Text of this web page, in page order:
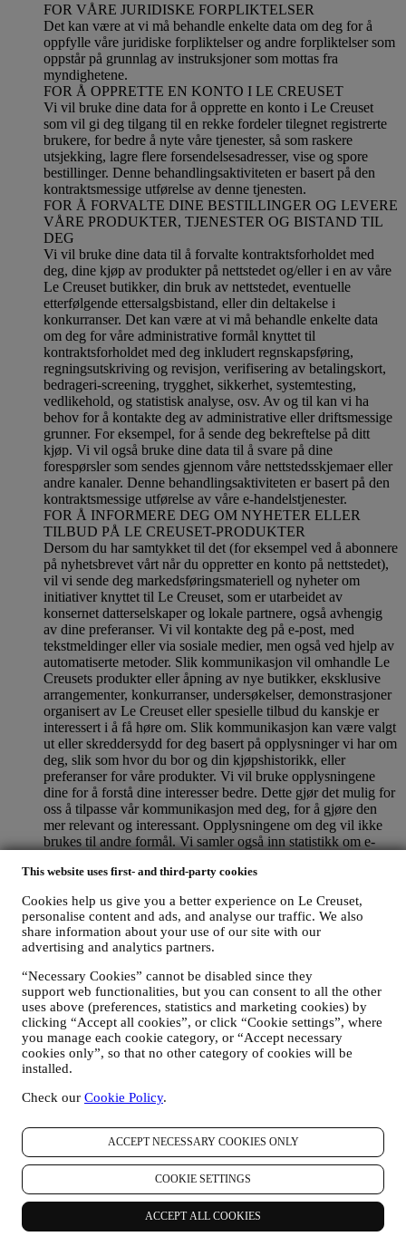
This website uses first- and third-party cookies
Cookies help us give you a better experience on Le Creuset,
personalise content and ads, and analyse our traffic. We also
share information about your use of our site with our
advertising and analytics partners.
“Necessary Cookies” cannot be disabled since they
support web functionalities, but you can consent to all the other
uses above (preferences, statistics and marketing cookies) by
clicking “Accept all cookies”, or click “Cookie settings”, where
you manage each cookie category, or “Accept necessary
cookies only”, so that no other category of cookies will be
installed.
Check our Cookie Policy.
ACCEPT NECESSARY COOKIES ONLY
COOKIE SETTINGS
ACCEPT ALL COOKIES
FOR VÅRE JURIDISKE FORPLIKTELSER
Det kan være at vi må behandle enkelte data om deg for å
oppfylle våre juridiske forpliktelser og andre forpliktelser som
oppstår på grunnlag av instruksjoner som mottas fra
myndighetene.
FOR Å OPPRETTE EN KONTO I LE CREUSET
Vi vil bruke dine data for å opprette en konto i Le Creuset
som vil gi deg tilgang til en rekke fordeler tilegnet registrerte
brukere, for bedre å nyte våre tjenester, så som raskere
utsjekking, lagre flere forsendelsesadresser, vise og spore
bestillinger. Denne behandlingsaktiviteten er basert på den
kontraktsmessige utførelse av denne tjenesten.
FOR Å FORVALTE DINE BESTILLINGER OG LEVERE
VÅRE PRODUKTER, TJENESTER OG BISTAND TIL
DEG
Vi vil bruke dine data til å forvalte kontraktsforholdet med
deg, dine kjøp av produkter på nettstedet og/eller i en av våre
Le Creuset butikker, din bruk av nettstedet, eventuelle
etterfølgende ettersalgsbistand, eller din deltakelse i
konkurranser. Det kan være at vi må behandle enkelte data
om deg for våre administrative formål knyttet til
kontraktsforholdet med deg inkludert regnskapsføring,
regningsutskriving og revisjon, verifisering av betalingskort,
bedrageri-screening, trygghet, sikkerhet, systemtesting,
vedlikehold, og statistisk analyse, osv. Av og til kan vi ha
behov for å kontakte deg av administrative eller driftsmessige
grunner. For eksempel, for å sende deg bekreftelse på ditt
kjøp. Vi vil også bruke dine data til å svare på dine
forespørsler som sendes gjennom våre nettstedsskjemaer eller
andre kanaler. Denne behandlingsaktiviteten er basert på den
kontraktsmessige utførelse av våre e-handelstjenester.
FOR Å INFORMERE DEG OM NYHETER ELLER
TILBUD PÅ LE CREUSET-PRODUKTER
Dersom du har samtykket til det (for eksempel ved å abonnere
på nyhetsbrevet vårt når du oppretter en konto på nettstedet),
vil vi sende deg markedsføringsmateriell og nyheter om
initiativer knyttet til Le Creuset, som er utarbeidet av
konsernet datterselskaper og lokale partnere, også avhengig
av dine preferanser. Vi vil kontakte deg på e-post, med
tekstmeldinger eller via sosiale medier, men også ved hjelp av
automatiserte metoder. Slik kommunikasjon vil omhandle Le
Creusets produkter eller åpning av nye butikker, eksklusive
arrangementer, konkurranser, undersøkelser, demonstrasjoner
organisert av Le Creuset eller spesielle tilbud du kanskje er
interessert i å få høre om. Slik kommunikasjon kan være valgt
ut eller skreddersydd for deg basert på opplysninger vi har om
deg, slik som hvor du bor og din kjøpshistorikk, eller
preferanser for våre produkter. Vi vil bruke opplysningene
dine for å forstå dine interesser bedre. Dette gjør det mulig for
oss å tilpasse vår kommunikasjon med deg, for å gjøre den
mer relevant og interessant. Opplysningene om deg vil ikke
brukes til andre formål. Vi samler også inn statistikk om e-
for å hjelpe oss med å vite hvordan nyhetsbrevene våre blir
motta personlig tilpasset markedsføringsmateriell fra oss. Du
velger selv hvilke personlige opplysninger som samles inn,
ved å velge den relevante avmerkingsboksen. Avmelding: Du
kan når som helst slutte å motta oppdateringer fra oss, gratis,
ved å klikke på avmeldingsknappen nederst i et nyhetsbrev.
Hvis du foretrekker det, kan du gjøre dette ved å kontakte oss
påprivacy@lecreuset.com. Vi vil behandle avmeldingen din
så snart som mulig, men under visse omstendigheter vil du
kunne motta flere meldinger før avmeldingen er
ferdigbehandlet.Merk deg at vi ikke selger eller gir dine
kontaktopplysninger og andre personopplysninger videre til
RE-TARGETING / SKREDDERSYING AV TILBUD OG
Vi vil gjerne bruke opplysningene dine til å skreddersy
tjenestene og tilbudene våre til dine behov og preferanser for å
gi deg en personlig tilpasset kundeopplevelse hos Le Creuset.
Vi gjør dette ved å analysere dine vaner og interesser, for
eksempel ved å finne ut hvilke produkter du har sett mest på,
din interaksjon med oss på sosiale medier, hvilke sider på
nettstedet vårt du besøker og hvilket innhold blant tilbudene